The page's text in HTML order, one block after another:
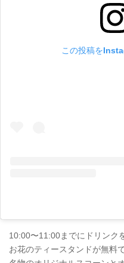
この投稿を
10:00〜11:00までにドリンク
お花のティースタンドが無料